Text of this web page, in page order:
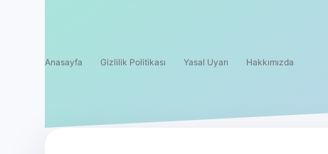
Anasayfa Gizlilik Politikası Yasal Uyarı Hakkımızda